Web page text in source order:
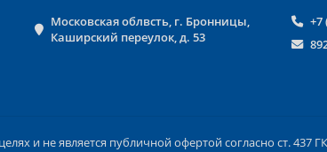
Московская облвсть, г. Бронницы,
Каширский переулок, д. 53
+7
и не является публичной офертой согласно ст. 437